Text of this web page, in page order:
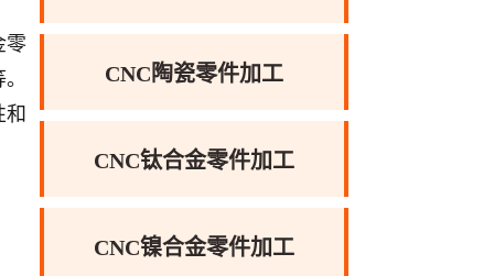
零
CNC陶瓷零件加工
CNC钛合金零件加工
CNC镍合金零件加工